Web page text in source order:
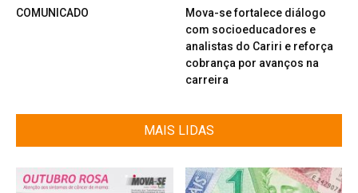
COMUNICADO
Mova-se fortalece diálogo
com socioeducadores e
analistas do Cariri e reforça
cobrança por avanços na
carreira
MAIS LIDAS